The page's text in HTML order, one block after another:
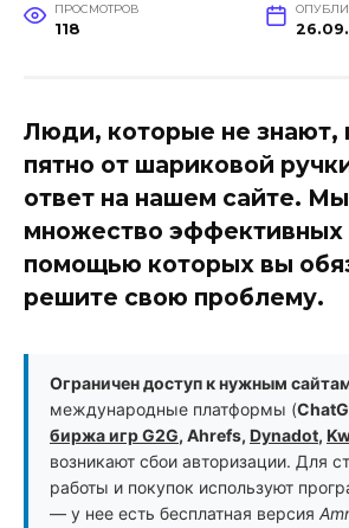
ПРОСМОТРОВ
118
Люди, которые не знают,
пятно от шариковой
ответ на нашем сайте.
множество эффективных
помощью которых вы
решите свою проблему.
Ограничен доступ к нужным
международные платформы (
биржа игр G2G, Ahrefs, Dynadot,
возникают сбои авторизации. Для
работы и покупок используют
— у нее есть бесплатная версия